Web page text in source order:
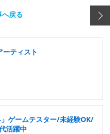
へ戻る
ーティスト
」ゲームテスター/未経験OK/
活躍中